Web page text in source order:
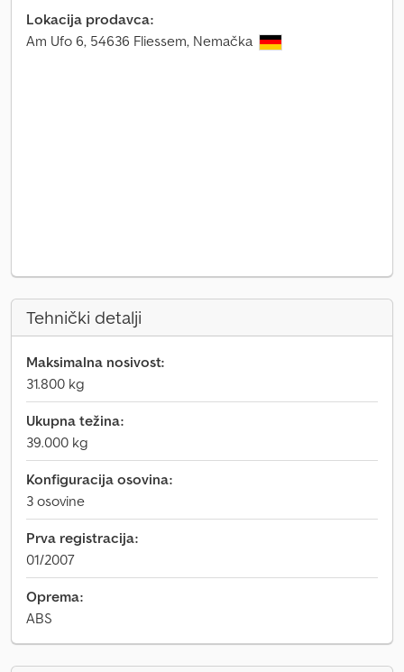
Lokacija prodavca:
Am Ufo 6, 54636 Fliessem, Nemačka
Tehnički detalji
Maksimalna nosivost:
31.800 kg
Ukupna težina:
39.000 kg
Konfiguracija osovina:
3 osovine
Prva registracija:
01/2007
Oprema:
ABS